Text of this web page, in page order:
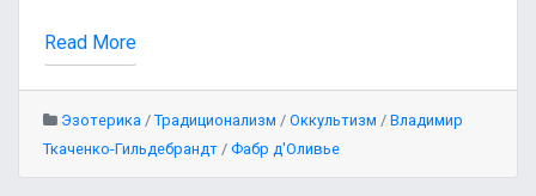
Read More
Эзотерика / Традиционализм / Оккультизм / Владимир
Ткаченко-Гильдебрандт / Фабр д'Оливье